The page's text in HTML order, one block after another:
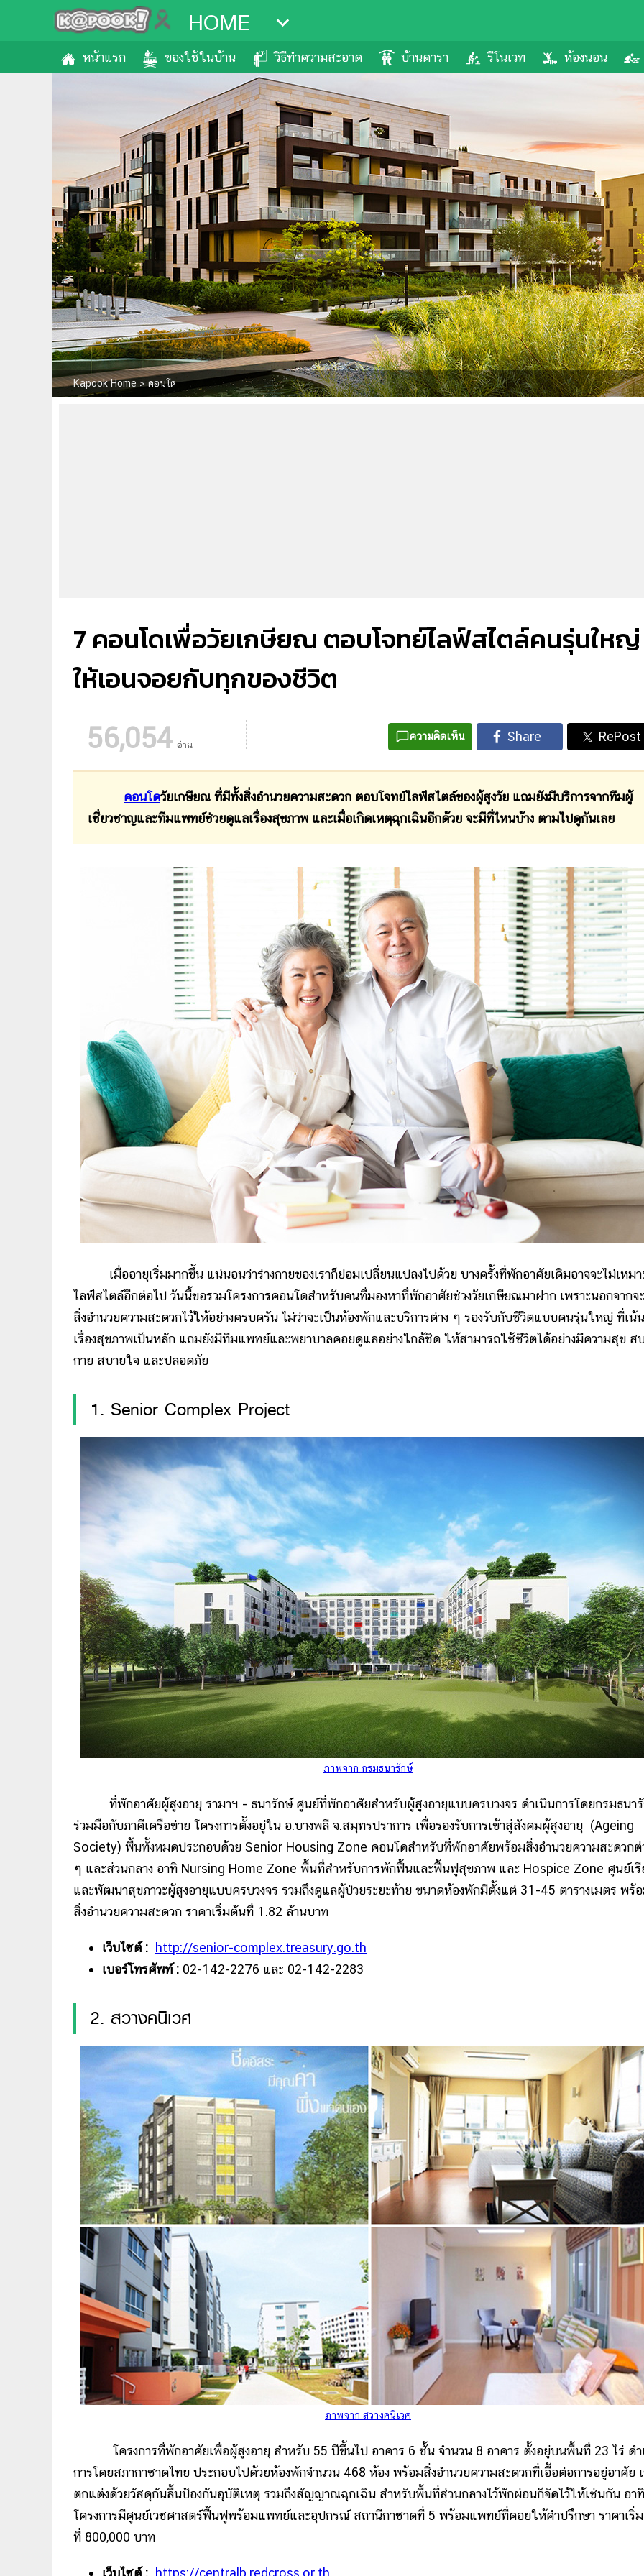
HOME
หน้าแรก ของใช้ในบ้าน วิธีทำความสะอาด บ้านดารา รีโนเวท ห้องนอน
Kapook Home > คอนโด
7 คอนโดเพื่อวัยเกษียณ ตอบโจทย์ไลฟ์สไตล์คนรุ่นใหญ่
ให้เอนจอยกับทุกของชีวิต
56,054 อ่าน
ความคิดเห็น
คอนโดวัยเกษียณ ที่มีทั้งสิ่งอำนวยความสะดวก ตอบโจทย์ไลฟ์สไตล์ของผู้สูงวัย แถมยังมีบริการจากทีมผู้
เชี่ยวชาญและทีมแพทย์ช่วยดูแลเรื่องสุขภาพ และเมื่อเกิดเหตุฉุกเฉินอีกด้วย จะมีที่ไหนบ้าง ตามไปดูกันเลย
เมื่ออายุเริ่มมากขึ้น แน่นอนว่าร่างกายของเราก็ย่อมเปลี่ยนแปลงไปด้วย บางครั้งที่พักอาศัยเดิมอาจจะไม่เหม
ไลฟ์สไตล์อีกต่อไป วันนี้ขอรวมโครงการคอนโดสำหรับคนที่มองหาที่พักอาศัยช่วงวัยเกษียณมาฝาก เพราะนอกจากจ
สิ่งอำนวยความสะดวกไว้ให้อย่างครบครัน ไม่ว่าจะเป็นห้องพักและบริการต่าง ๆ รองรับกับชีวิตแบบคนรุ่นใหญ่ ที่เน้น
เรื่องสุขภาพเป็นหลัก แถมยังมีทีมแพทย์และพยาบาลคอยดูแลอย่างใกล้ชิด ให้สามารถใช้ชีวิตได้อย่างมีความสุข ส
กาย สบายใจ และปลอดภัย
1. Senior Complex Project
ภาพจาก กรมธนารักษ์
ที่พักอาศัยผู้สูงอายุ รามาฯ - ธนารักษ์ ศูนย์ที่พักอาศัยสำหรับผู้สูงอายุแบบครบวงจร ดำเนินการโดยกรมธนา
ร่วมมือกับภาคีเครือข่าย โครงการตั้งอยู่ใน อ.บางพลี จ.สมุทรปราการ เพื่อรองรับการเข้าสู่สังคมผู้สูงอายุ (Ageing
Society) พื้นทั้งหมดประกอบด้วย Senior Housing Zone คอนโดสำหรับที่พักอาศัยพร้อมสิ่งอำนวยความสะดวกต่
ๆ และส่วนกลาง อาทิ Nursing Home Zone พื้นที่สำหรับการพักฟื้นและฟื้นฟูสุขภาพ และ Hospice Zone ศูนย์เรี
และพัฒนาสุขภาวะผู้สูงอายุแบบครบวงจร รวมถึงดูแลผู้ป่วยระยะท้าย ขนาดห้องพักมีตั้งแต่ 31-45 ตารางเมตร พร้
สิ่งอำนวยความสะดวก ราคาเริ่มต้นที่ 1.82 ล้านบาท
เว็บไซต์ : http://senior-complex.treasury.go.th
เบอร์โทรศัพท์ : 02-142-2276 และ 02-142-2283
2. สวางคนิเวศ
ภาพจาก สวางคนิเวศ
โครงการที่พักอาศัยเพื่อผู้สูงอายุ สำหรับ 55 ปีขึ้นไป อาคาร 6 ชั้น จำนวน 8 อาคาร ตั้งอยู่บนพื้นที่ 23 ไร่ ดำ
การโดยสภากาชาดไทย ประกอบไปด้วยห้องพักจำนวน 468 ห้อง พร้อมสิ่งอำนวยความสะดวกที่เอื้อต่อการอยู่อาศัย
ตกแต่งด้วยวัสดุกันลื้นป้องกันอุบัติเหตุ รวมถึงสัญญาณฉุกเฉิน สำหรับพื้นที่ส่วนกลางไว้พักผ่อนก็จัดไว้ให้เช่นกัน อาทิ
โครงการมีศูนย์เวชศาสตร์ฟื้นฟูพร้อมแพทย์และอุปกรณ์ สถานีกาชาดที่ 5 พร้อมแพทย์ที่คอยให้คำปรึกษา ราคาเริ่
ที่ 800,000 บาท
เว็บไซต์ : https://centralb.redcross.or.th